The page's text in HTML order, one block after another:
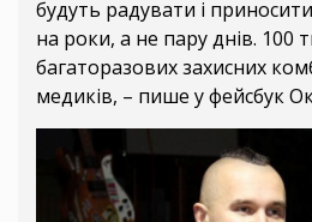
будуть радувати і
на роки, а не пару днів. 100
багаторазових захисних
медиків, – пише у фейсбук